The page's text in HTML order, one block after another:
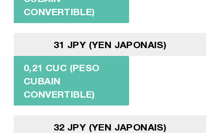
CONVERTIBLE)
31 JPY (YEN JAPONAIS)
0,21 CUC (PESO
CUBAIN
CONVERTIBLE)
32 JPY (YEN JAPONAIS)